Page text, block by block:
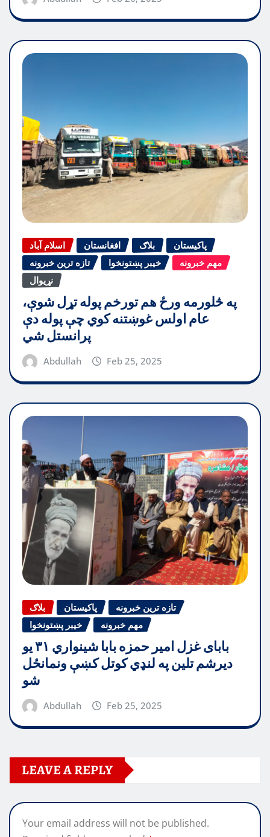
اسلام آباد افغانستان بلاګ
پاکیستان
تازه ترین خبرونه
خیبر پښتونخوا
مهم خبرونه
نړیوال
په څلورمه ورځ هم تورخم پوله تړل شوې،
عام اولس غوښتنه کوي چې پوله دې
پرانستل شي
Abdullah Feb 25, 2025
بلاګ پاکیستان
تازه ترین خبرونه
خیبر پښتونخوا
مهم خبرونه
بابای غزل امیر حمزه بابا شینواري ۳۱ یو
دیرشم تلین په لنډي کوتل کښې ونمانځل
شو
Abdullah Feb 25, 2025
LEAVE A REPLY
Your email address will not be published.